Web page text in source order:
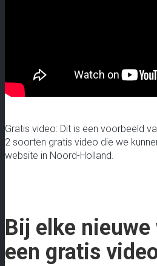
Gratis video: Dit is een voorbeeld
2 soorten gratis video die we
website in Noord-Holland.
Bij elke
een gratis